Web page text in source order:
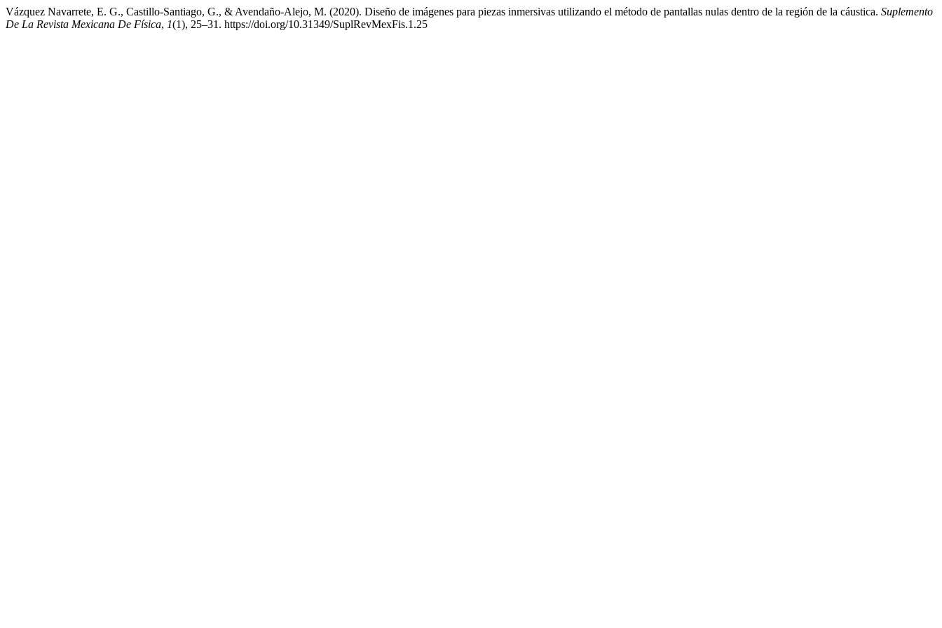
Vázquez Navarrete, E. G., Castillo-Santiago, G., & Avendaño-Alejo, M. (2020). Diseño de imágenes para piezas inmersivas utilizando el método de pantallas nulas dentro de la región de la cáustica. Suplemento
De La Revista Mexicana De Física, 1(1), 25–31. https://doi.org/10.31349/SuplRevMexFis.1.25